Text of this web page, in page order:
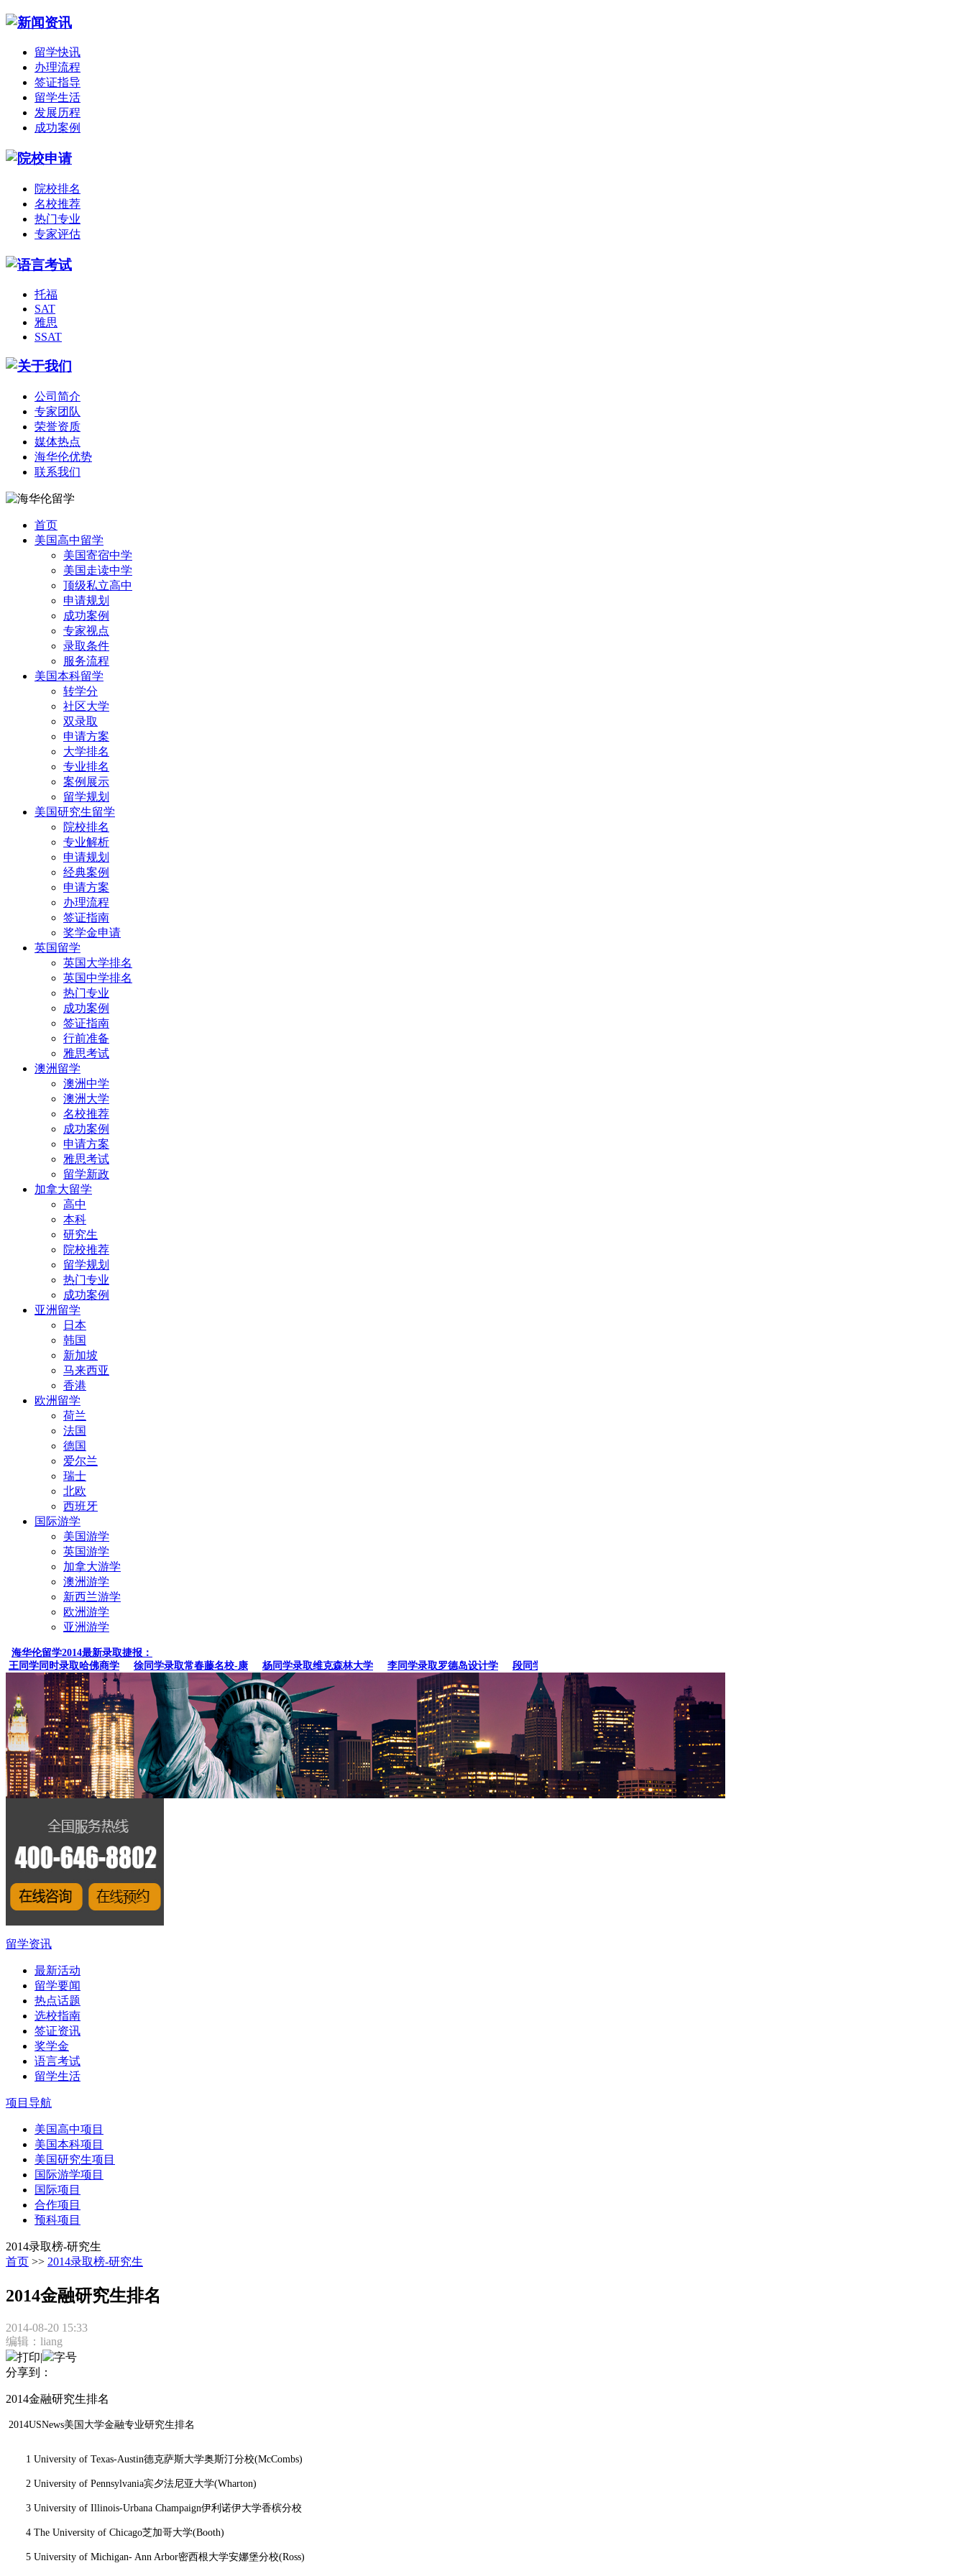
留学快讯
办理流程
签证指导
留学生活
发展历程
成功案例
院校排名
名校推荐
热门专业
专家评估
托福
SAT
雅思
SSAT
公司简介
专家团队
荣誉资质
媒体热点
海华伦优势
联系我们
首页
美国高中留学
美国寄宿中学
美国走读中学
顶级私立高中
申请规划
成功案例
专家视点
录取条件
服务流程
美国本科留学
转学分
社区大学
双录取
申请方案
大学排名
专业排名
案例展示
留学规划
美国研究生留学
院校排名
专业解析
申请规划
经典案例
申请方案
办理流程
签证指南
奖学金申请
英国留学
英国大学排名
英国中学排名
热门专业
成功案例
签证指南
行前准备
雅思考试
澳洲留学
澳洲中学
澳洲大学
名校推荐
成功案例
申请方案
雅思考试
留学新政
加拿大留学
高中
本科
研究生
院校推荐
留学规划
热门专业
成功案例
亚洲留学
日本
韩国
新加坡
马来西亚
香港
欧洲留学
荷兰
法国
德国
爱尔兰
瑞士
北欧
西班牙
国际游学
美国游学
英国游学
加拿大游学
澳洲游学
新西兰游学
欧洲游学
亚洲游学
海华伦留学2014最新录取捷报：
学同时录取哈佛商学
徐同学录取常春藤名校-康 杨同学录取维克森林大学 李同学录取罗德岛设计学 段同学、贾同学录取纽约
留学资讯
最新活动
留学要闻
热点话题
选校指南
签证资讯
奖学金
语言考试
留学生活
项目导航
美国高中项目
美国本科项目
美国研究生项目
国际游学项目
国际项目
合作项目
预科项目
2014录取榜-研究生
首页 >> 2014录取榜-研究生
2014金融研究生排名
2014-08-20 15:33
编辑：liang
打印|
字号
分享到：
2014金融研究生排名
2014USNews美国大学金融专业研究生排名
1 University of Texas-Austin德克萨斯大学奥斯汀分校(McCombs)
2 University of Pennsylvania宾夕法尼亚大学(Wharton)
3 University of Illinois-Urbana Champaign伊利诺伊大学香槟分校
4 The University of Chicago芝加哥大学(Booth)
5 University of Michigan- Ann Arbor密西根大学安娜堡分校(Ross)